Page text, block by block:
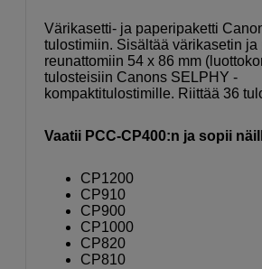
Värikasetti- ja paperipaketti
tulostimiin. Sisältää värikasetin ja
reunattomiin 54 x 86 mm
tulosteisiin Canons SELPHY -
kompaktitulostimille. Riittää 36
Vaatii PCC-CP400:n ja sopii
CP1200
CP910
CP900
CP1000
CP820
CP810